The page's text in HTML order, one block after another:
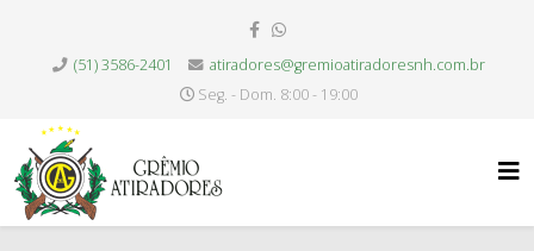
(51) 3586-2401
atiradores@gremioatiradoresnh.com.br
Seg. - Dom. 8:00 - 19:00